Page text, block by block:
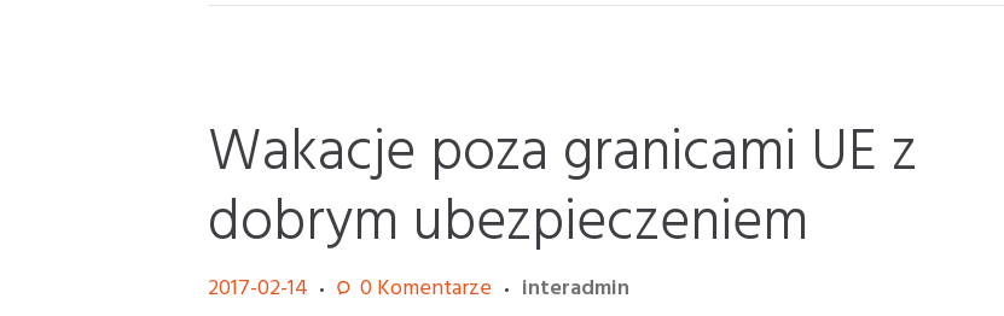
Wakacje poza granicami UE z
dobrym ubezpieczeniem
2017-02-14 0Komentarze
interadmin